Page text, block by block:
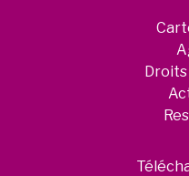
Droits